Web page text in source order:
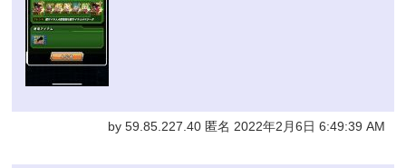
by 59.85.227.40 匿名 2022年2月6日 6:49:39 AM